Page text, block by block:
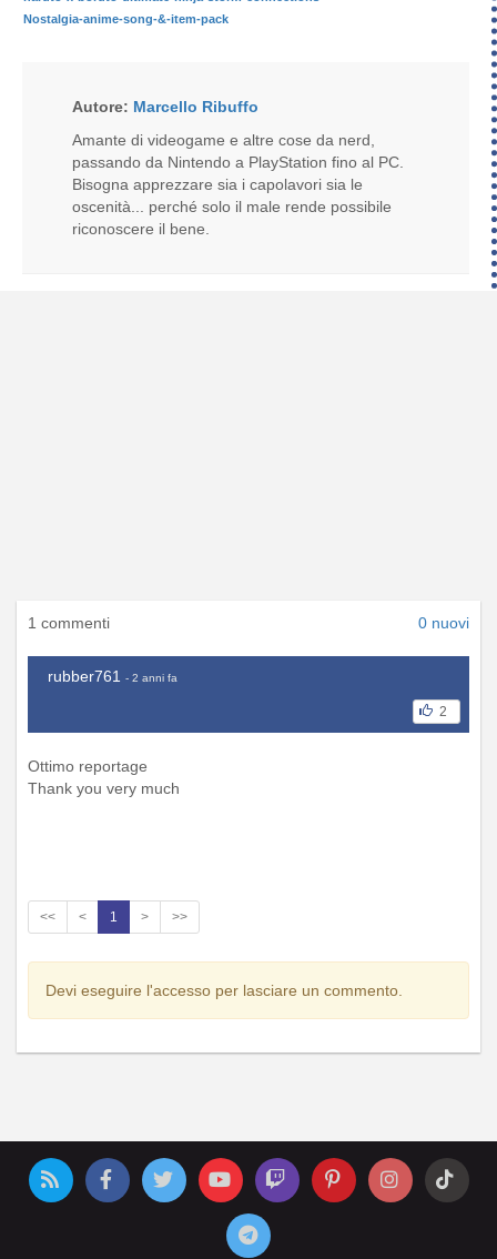
Nostalgia-anime-song-&-item-pack
Autore: Marcello Ribuffo
Amante di videogame e altre cose da nerd,
passando da Nintendo a PlayStation fino al PC.
Bisogna apprezzare sia i capolavori sia le
oscenità... perché solo il male rende possibile
riconoscere il bene.
1 commenti 0 nuovi
rubber761 - 2 anni fa
2
Ottimo reportage
Thank you very much
<< < 1 > >>
Devi eseguire l'accesso per lasciare un commento.